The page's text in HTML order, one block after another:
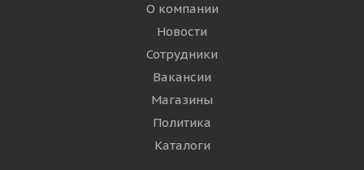
О компании
Новости
Сотрудники
Вакансии
Магазины
Политика
Каталоги